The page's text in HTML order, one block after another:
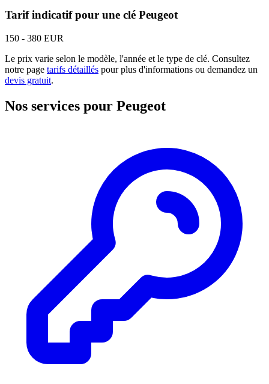
Tarif indicatif pour une clé Peugeot
150 - 380 EUR
Le prix varie selon le modèle, l'année et le type de clé. Consultez
notre page tarifs détaillés pour plus d'informations ou demandez un
devis gratuit.
Nos services pour Peugeot